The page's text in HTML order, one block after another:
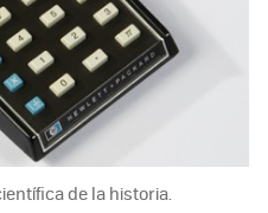
de la historia.